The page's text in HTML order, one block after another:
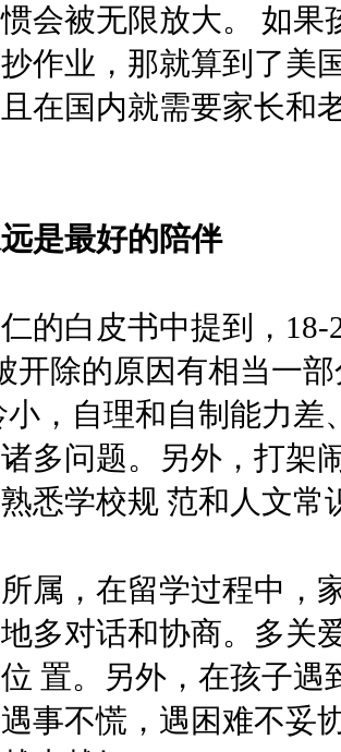
会被无限放大。 如
作业，那就算到了美
在国内就需要家长和
是最好的陪伴
白皮书中提到，18-
开除的原因有相当一
小，自理和自制能力
多问题。另外，打架
悉学校规 范和人文常
，在留学过程中，家
多对话和协商。多关
置。另外，在孩子
事不慌，遇困难不妥